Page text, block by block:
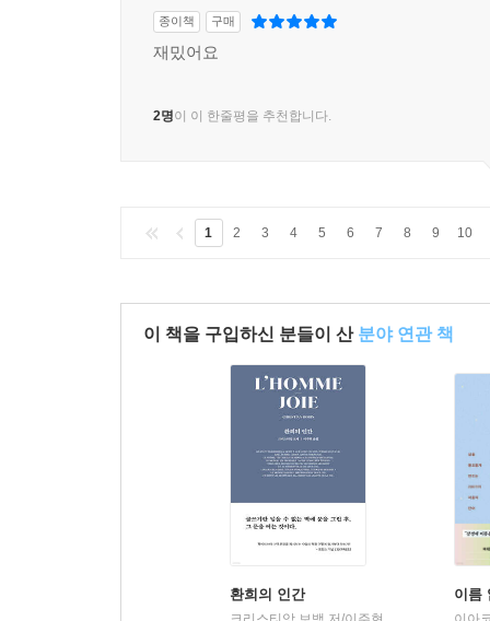
종이책 구매
재밌어요
2명이 이 한줄평을 추천합니다.
1 2 3 4 5 6 7 8 9 10
이 책을 구입하신 분들이 산 분야 연관 책
환희의 인간 이름